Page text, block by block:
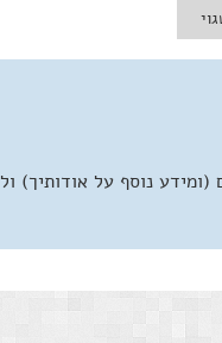
נוסף על אודותיך)